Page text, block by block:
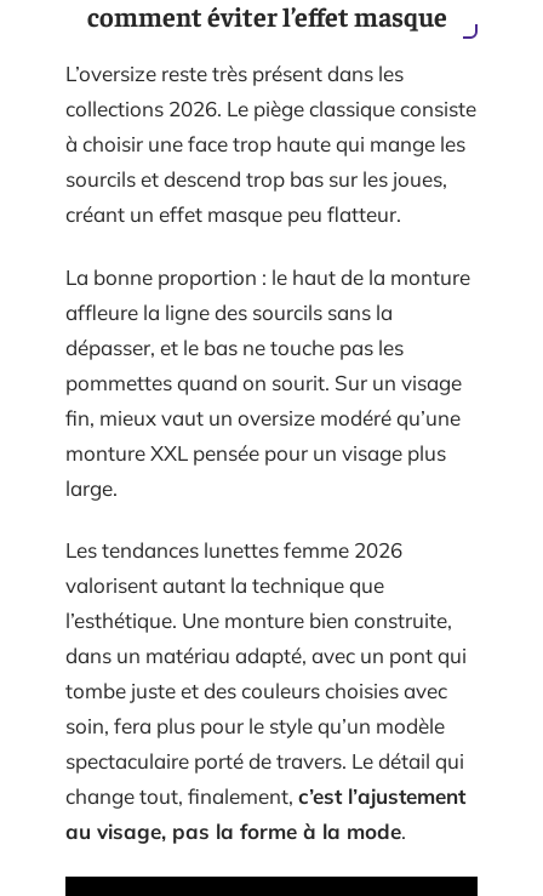
comment éviter l’effet masque
L’oversize reste très présent dans les
collections 2026. Le piège classique consiste
à choisir une face trop haute qui mange les
sourcils et descend trop bas sur les joues,
créant un effet masque peu flatteur.
La bonne proportion : le haut de la monture
affleure la ligne des sourcils sans la
dépasser, et le bas ne touche pas les
pommettes quand on sourit. Sur un visage
fin, mieux vaut un oversize modéré qu’une
monture XXL pensée pour un visage plus
large.
Les tendances lunettes femme 2026
valorisent autant la technique que
l’esthétique. Une monture bien construite,
dans un matériau adapté, avec un pont qui
tombe juste et des couleurs choisies avec
soin, fera plus pour le style qu’un modèle
spectaculaire porté de travers. Le détail qui
change tout, finalement, c’est l’ajustement
au visage, pas la forme à la mode.